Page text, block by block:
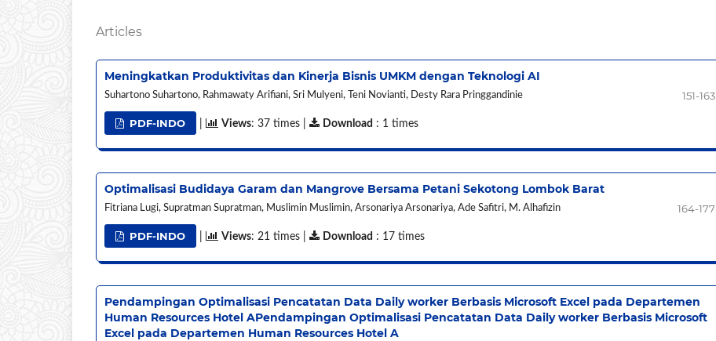
Articles
Meningkatkan Produktivitas dan Kinerja Bisnis UMKM dengan Teknologi AI
Suhartono Suhartono, Rahmawaty Arifiani, Sri Mulyeni, Teni Novianti, Desty Rara Pringgandinie 151-163
PDF-INDO Views: 37 times | Download : 1 times
Optimalisasi Budidaya Garam dan Mangrove Bersama Petani Sekotong Lombok Barat
Fitriana Lugi, Supratman Supratman, Muslimin Muslimin, Arsonariya Arsonariya, Ade Safitri, M. Alhafizin 164-177
PDF-INDO Views: 21 times | Download : 17 times
Pendampingan Optimalisasi Pencatatan Data Daily worker Berbasis Microsoft Excel pada Departemen
Human Resources Hotel APendampingan Optimalisasi Pencatatan Data Daily worker Berbasis Microsoft
Excel pada Departemen Human Resources Hotel A